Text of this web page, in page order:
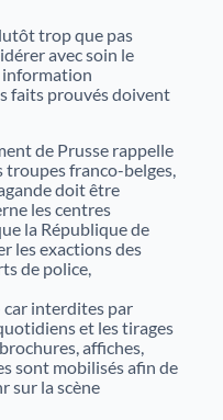
ouvertes à tous
sociétaux. Historiens,
dans un cadre convivial
trop que pas
avec soin le
information
faits prouvés doivent
de Prusse rappelle
troupes franco-belges,
doit être
les centres
la République de
les exactions des
de police,
interdites par
et les tirages
affiches,
sont mobilisés afin de
sur la scène
Archives d'Alsace
historiques,
nous vous
sur des